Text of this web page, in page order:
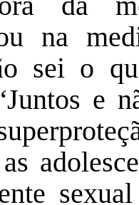
na
sei o
e